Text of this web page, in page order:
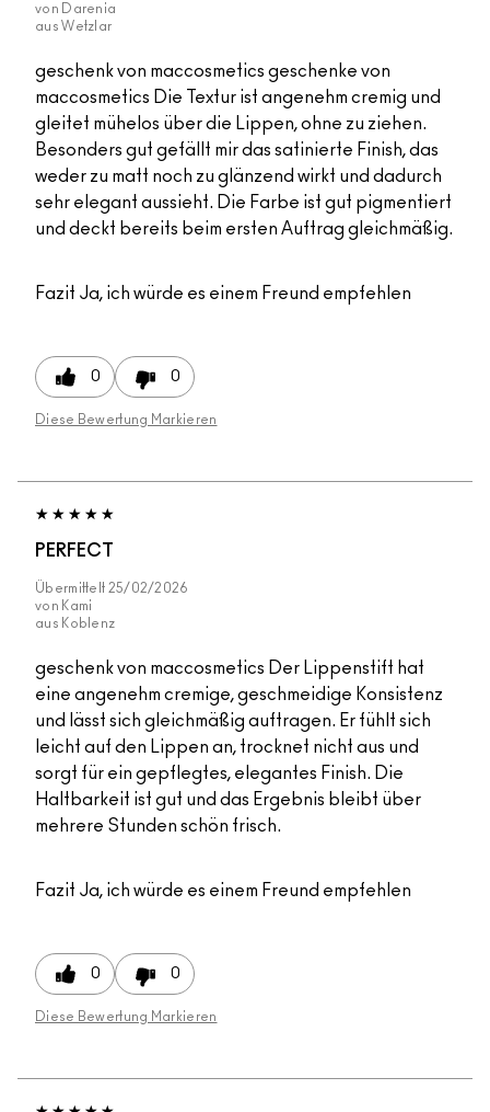
von
Darenia
aus Wetzlar
geschenk von maccosmetics geschenke von
maccosmetics Die Textur ist angenehm cremig und
gleitet mühelos über die Lippen, ohne zu ziehen.
Besonders gut gefällt mir das satinierte Finish, das
weder zu matt noch zu glänzend wirkt und dadurch
sehr elegant aussieht. Die Farbe ist gut pigmentiert
und deckt bereits beim ersten Auftrag gleichmäßig.
Fazit Ja, ich würde es einem Freund empfehlen
0 0
Diese Bewertung Markieren
PERFECT
Übermittelt 25/02/2026
von Kami
aus Koblenz
geschenk von maccosmetics Der Lippenstift hat
eine angenehm cremige, geschmeidige Konsistenz
und lässt sich gleichmäßig auftragen. Er fühlt sich
leicht auf den Lippen an, trocknet nicht aus und
sorgt für ein gepflegtes, elegantes Finish. Die
Haltbarkeit ist gut und das Ergebnis bleibt über
mehrere Stunden schön frisch.
Fazit Ja, ich würde es einem Freund empfehlen
0 0
Diese Bewertung Markieren